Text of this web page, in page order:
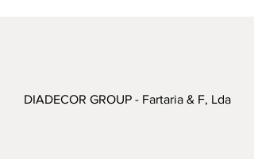
DIADECOR GROUP - Fartaria & F, Lda